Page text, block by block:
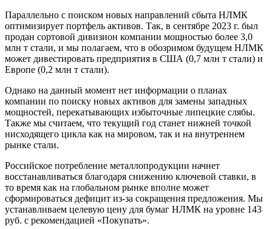
Параллельно с поиском новых направлений сбыта НЛМК
оптимизирует портфель активов. Так, в сентябре 2023 г. был
продан сортовой дивизион компании мощностью более 3,0
млн т стали, и мы полагаем, что в обозримом будущем НЛМК
может дивестировать предприятия в США (0,7 млн т стали) и
Европе (0,2 млн т стали).
Однако на данный момент нет информации о планах
компании по поиску новых активов для замены западных
мощностей, перекатывающих избыточные липецкие слябы.
Также мы считаем, что текущий год станет нижней точкой
нисходящего цикла как на мировом, так и на внутреннем
рынке стали.
Российское потребление металлопродукции начнет
восстанавливаться благодаря снижению ключевой ставки, в
то время как на глобальном рынке вполне может
сформироваться дефицит из-за сокращения предложения. Мы
устанавливаем целевую цену для бумаг НЛМК на уровне 143
руб. с рекомендацией «Покупать».